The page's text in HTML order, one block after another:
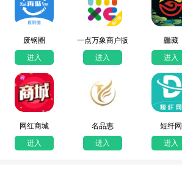
废钢圈
进入
一点万象商户版
进入
龘藏
进入
网红商城
进入
名品惠
进入
短纤网
进入